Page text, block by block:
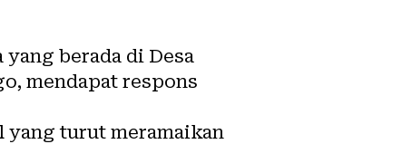
yang berada di Desa
mendapat respons
yang turut meramaikan